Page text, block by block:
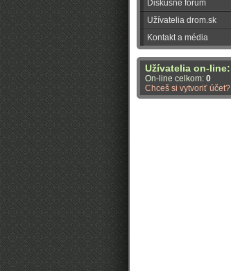
Diskusné fórum
Užívatelia drom.sk
Kontakt a média
Užívatelia on-line:
On-line celkom: 0
Chceš si vytvoriť účet?